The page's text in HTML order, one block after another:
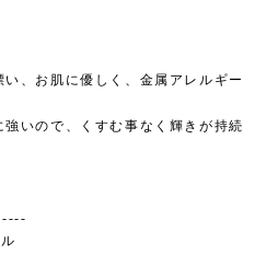
、お肌に優しく、金属アレルギー
いので、くすむ事なく輝きが持続